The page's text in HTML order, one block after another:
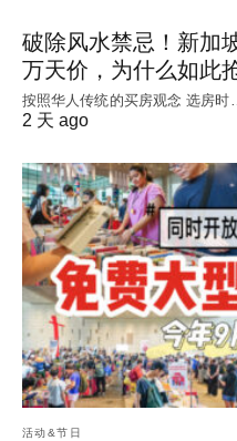
破除风水禁忌！新加
万天价，为什么如此
按照华人传统的买房观念 选房时…
2 天 ago
活动&节日